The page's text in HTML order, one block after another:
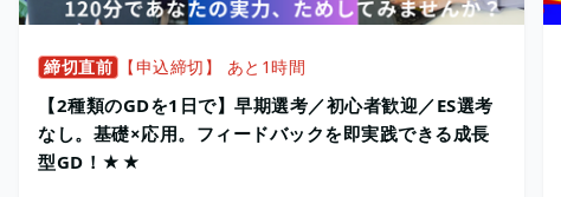
締切直前 【申込締切】 あと1時間
【2種類のGDを1日で】早期選考／初心者歓迎／ES選考
なし。基礎×応用。フィードバックを即実践できる成長
型GD！★★